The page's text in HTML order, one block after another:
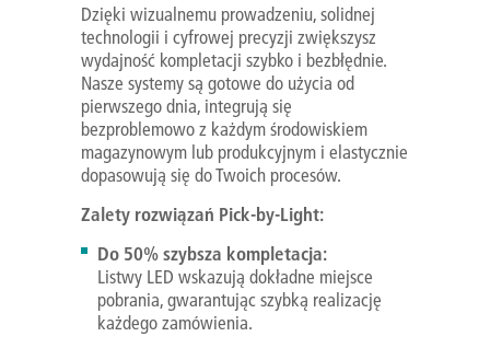
Dzięki wizualnemu prowadzeniu, solidnej
technologii i cyfrowej precyzji zwiększysz
wydajność kompletacji szybko i bezbłędnie.
Nasze systemy są gotowe do użycia od
pierwszego dnia, integrują się
bezproblemowo z każdym środowiskiem
magazynowym lub produkcyjnym i elastycznie
dopasowują się do Twoich procesów.
Zalety rozwiązań Pick-by-Light:
Do 50% szybsza kompletacja:
Listwy LED wskazują dokładne miejsce
pobrania, gwarantując szybką realizację
każdego zamówienia.